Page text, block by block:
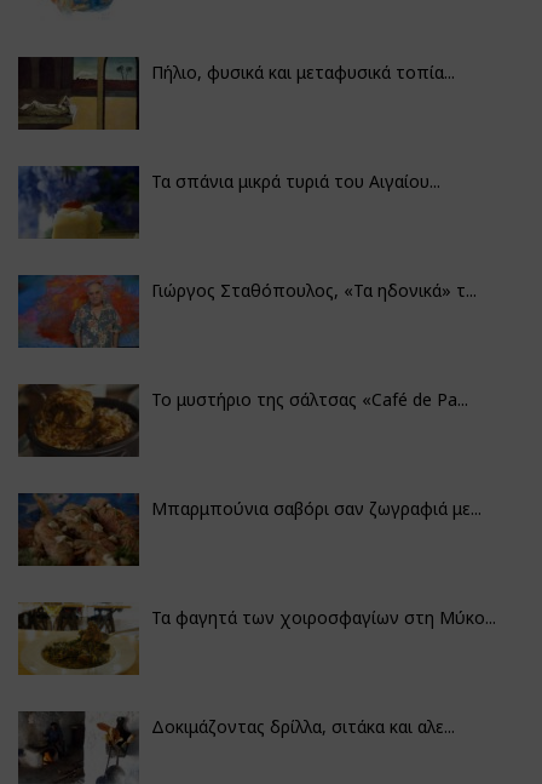
Πήλιο, φυσικά και μεταφυσικά τοπία...
Τα σπάνια μικρά τυριά του Αιγαίου...
Γιώργος Σταθόπουλος, «Τα ηδονικά» τ...
Το μυστήριο της σάλτσας «Café de Pa...
Μπαρμπούνια σαβόρι σαν ζωγραφιά με...
Τα φαγητά των χοιροσφαγίων στη Μύκο...
Δοκιμάζοντας δρίλλα, σιτάκα και αλε...